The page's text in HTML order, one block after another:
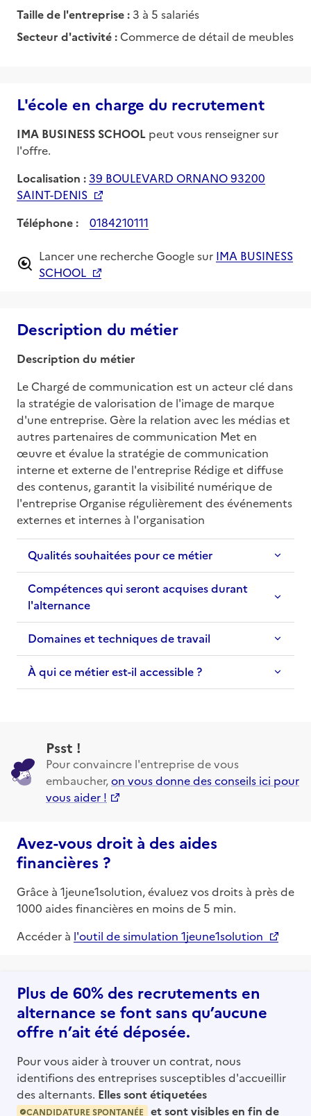
Taille de l'entreprise : 3 à 5 salariés
Secteur d'activité : Commerce de détail de meubles
L'école en charge du recrutement
IMA BUSINESS SCHOOL peut vous renseigner sur
l'offre.
Localisation :39 BOULEVARD ORNANO 93200
SAINT-DENIS
Téléphone :
0184210111
Lancer une recherche Google sur IMA BUSINESS
SCHOOL
Description du métier
Description du métier
Le Chargé de communication est un acteur clé dans
la stratégie de valorisation de l'image de marque
d'une entreprise. Gère la relation avec les médias et
autres partenaires de communication Met en
œuvre et évalue la stratégie de communication
interne et externe de l'entreprise Rédige et diffuse
des contenus, garantit la visibilité numérique de
l'entreprise Organise régulièrement des événements
externes et internes à l'organisation
Qualités souhaitées pour ce métier
Compétences qui seront acquises durant
l'alternance
Domaines et techniques de travail
À qui ce métier est-il accessible ?
Psst !
Pour convaincre l'entreprise de vous
embaucher,on vous donne des conseils ici pour
vous aider !
Avez-vous droit à des aides
financières ?
Grâce à 1jeune1solution, évaluez vos droits à près de
1000 aides financières en moins de 5 min.
Accéder à l'outil de simulation 1jeune1solution
Plus de 60% des recrutements en
alternance se font sans qu’aucune
offre n’ait été déposée.
Pour vous aider à trouver un contrat, nous
identifions des entreprises susceptibles d'accueillir
des alternants. Elles sont étiquetées
CANDIDATURE SPONTANÉE et sont visibles en fin de